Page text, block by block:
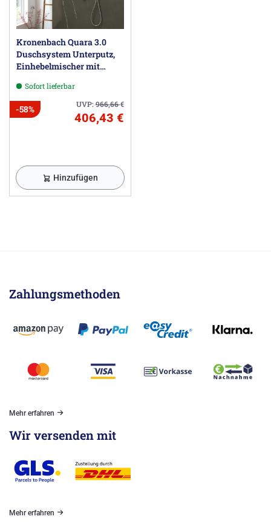
Kronenbach Quara 3.0
Duschsystem Unterputz,
Einhebelmischer mit
Sofort lieferbar
UVP:966,66€
-58%
406,43 €
Hinzufügen
Zahlungsmethoden
Mehr erfahren
Wir versenden mit
Mehr erfahren